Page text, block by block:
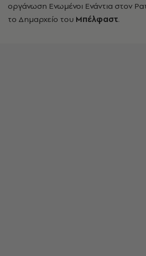
οργάνωση Ενωμένοι Ενάντια στον
το Δημαρχείο του Μπέλφαστ.